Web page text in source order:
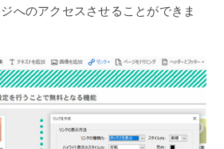
へのアクセスさせることができま